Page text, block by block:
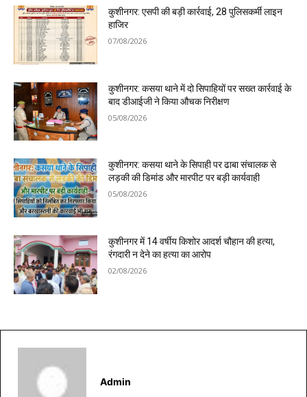
कुशीनगर: एसपी की बड़ी कार्रवाई, 28 पुलिसकर्मी लाइन
हाजिर
07/08/2026
कुशीनगर: कसया थाने में दो सिपाहियों पर सख्त कार्रवाई के
बाद डीआईजी ने किया औचक निरीक्षण
05/08/2026
कुशीनगर: कसया थाने के सिपाही पर ढाबा संचालक से
लड़की की डिमांड और मारपीट पर बड़ी कार्यवाही
05/08/2026
कुशीनगर में 14 वर्षीय किशोर आदर्श चौहान की हत्या,
रंगदारी न देने का हत्या का आरोप
02/08/2026
Admin